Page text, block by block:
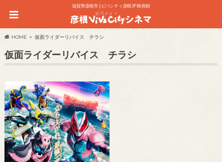
滋賀県彦根市 | ビバシティ彦根3F 映画館
HOME 仮面ライダーリバイス チラシ
仮面ライダーリバイス チラシ